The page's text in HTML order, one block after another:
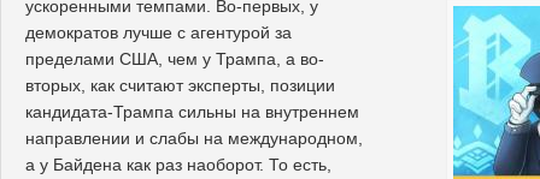
ускоренными темпами. Во-первых, у
демократов лучше с агентурой за
пределами США, чем у Трампа, а во-
вторых, как считают эксперты, позиции
кандидата-Трампа сильны на внутреннем
направлении и слабы на международном,
а у Байдена как раз наоборот. То есть,